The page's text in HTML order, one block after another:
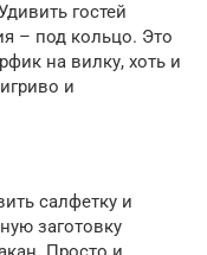
гостей
– под кольцо. Это
на вилку, хоть и
и
салфетку и
заготовку